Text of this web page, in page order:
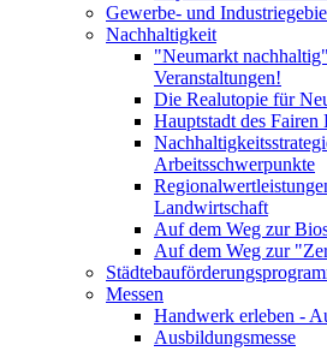
Gewerbe- und
Nachhaltigkeit
"Neumarkt
Veranstaltungen!
Die Realutopie für
Hauptstadt des Fairen
Arbeitsschwerpunkte
Landwirtschaft
Auf dem Weg zur
Auf dem Weg zur
Messen
Handwerk erleben -
Ausbildungsmesse